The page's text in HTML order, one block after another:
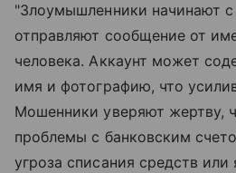
"Злоумышленники начинают с
отправляют сообщение от
человека. Аккаунт может
имя и фотографию, что
Мошенники уверяют жертву,
проблемы с банковским
угроза списания средств